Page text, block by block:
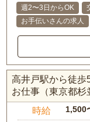
週2〜3日からOK
お手伝いさんの求人
高井戸駅から徒
お仕事（東京都杉
時給 1,500